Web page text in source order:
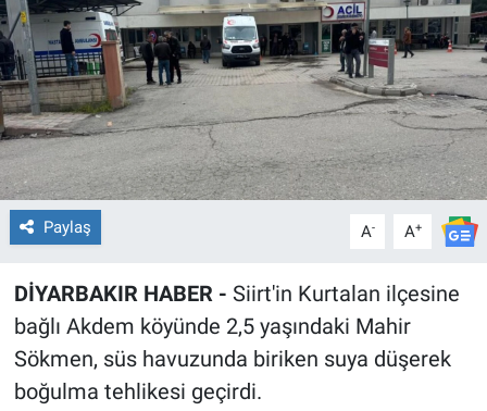
Paylaş A- A+
DİYARBAKIR HABER - Siirt'in Kurtalan ilçesine
bağlı Akdem köyünde 2,5 yaşındaki Mahir
Sökmen, süs havuzunda biriken suya düşerek
boğulma tehlikesi geçirdi.
KÜLTÜR SANAT
EĞİTİM
ÖZEL HABER
POLİTİKA
SAĞLIK
SPOR
TEKNOLOJİ
Haber Arşivi